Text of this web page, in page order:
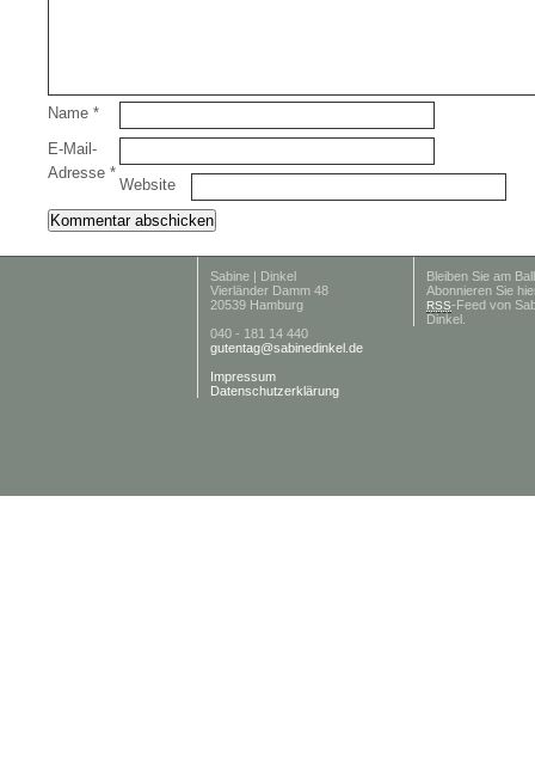
Name *
E-Mail-
Adresse *
Website
Sabine | Dinkel
Vierländer Damm 48
20539 Hamburg
040 - 181 14 440
gutentag@sabinedinkel.de
Impressum
Datenschutzerklärung
Bleiben Sie am
Abonnieren Sie
RSS-Feed von
Dinkel.